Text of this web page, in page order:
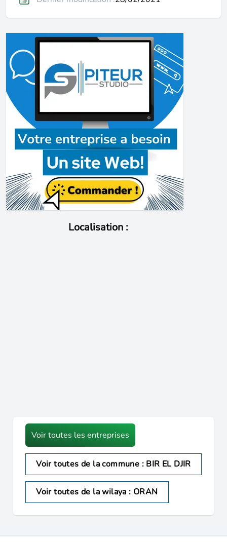
Localisation :
Voir toutes les entreprises
Voir toutes de la commune : BIR EL DJIR
Voir toutes de la wilaya : ORAN